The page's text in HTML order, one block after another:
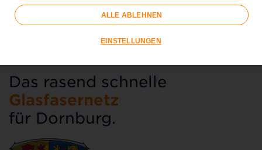
Glasfaser-
Das rasend schnelle
Glasfasernetz
für Dornburg.
ALLE ABLEHNEN
EINSTELLUNGEN